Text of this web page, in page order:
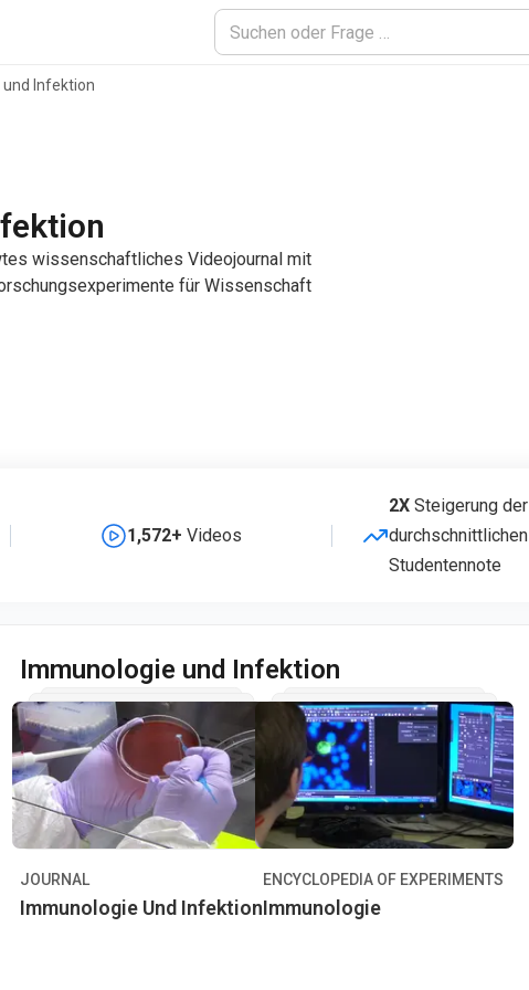
Infektion
wissenschaftliches Videojournal mit
für Wissenschaft
1,572+ Videos
2X Steigerung der
durchschnittlichen
Studentennote
Immunologie und Infektion
JOURNAL
Immunologie Und Infektion
ENCYCLOPEDIA OF EXPERIMENTS
Immunologie